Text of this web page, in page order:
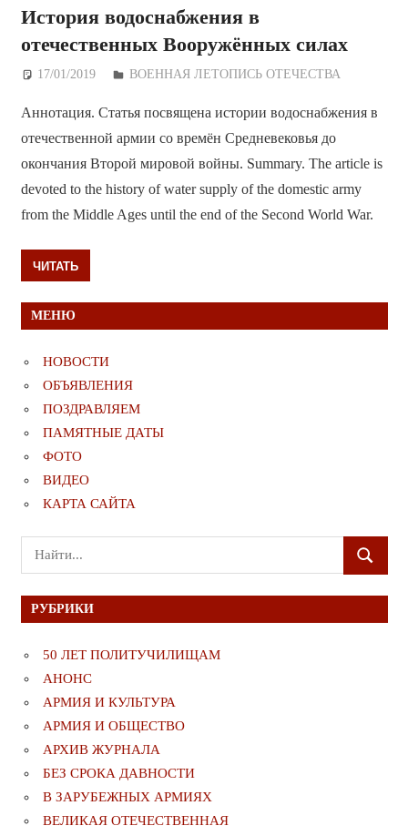
История водоснабжения в
отечественных Вооружённых силах
17/01/2019 Дежурный по Редакции
ВОЕННАЯ ЛЕТОПИСЬ ОТЕЧЕСТВА
Аннотация. Статья посвящена истории водоснабжения в
отечественной армии со времён Средневековья до
окончания Второй мировой войны. Summary. The article is
devoted to the history of water supply of the domestic army
from the Middle Ages until the end of the Second World War.
ЧИТАТЬ
МЕНЮ
НОВОСТИ
ОБЪЯВЛЕНИЯ
ПОЗДРАВЛЯЕМ
ПАМЯТНЫЕ ДАТЫ
ФОТО
ВИДЕО
КАРТА САЙТА
Поиск
для:
ПОИСК
РУБРИКИ
50 ЛЕТ ПОЛИТУЧИЛИЩАМ
АНОНС
АРМИЯ И КУЛЬТУРА
АРМИЯ И ОБЩЕСТВО
АРХИВ ЖУРНАЛА
БЕЗ СРОКА ДАВНОСТИ
В ЗАРУБЕЖНЫХ АРМИЯХ
ВЕЛИКАЯ ОТЕЧЕСТВЕННАЯ